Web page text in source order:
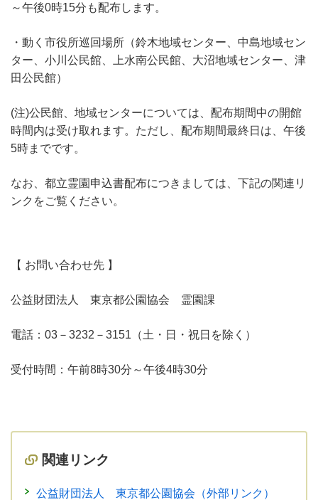
～午後0時15分も配布します。
・動く市役所巡回場所（鈴木地域センター、中島地域セン
ター、小川公民館、上水南公民館、大沼地域センター、津
田公民館）
(注)公民館、地域センターについては、配布期間中の開館
時間内は受け取れます。ただし、配布期間最終日は、午後
5時までです。
なお、都立霊園申込書配布につきましては、下記の関連リ
ンクをご覧ください。
【 お問い合わせ先 】
公益財団法人 東京都公園協会 霊園課
電話：03－3232－3151（土・日・祝日を除く）
受付時間：午前8時30分～午後4時30分
関連リンク
公益財団法人 東京都公園協会（外部リンク）